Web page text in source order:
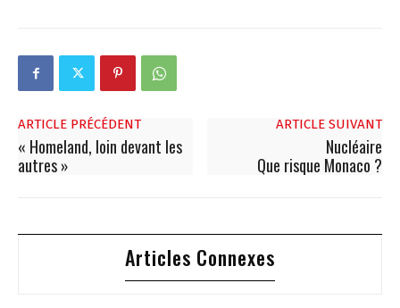
ARTICLE PRÉCÉDENT
« Homeland, loin devant les
autres »
ARTICLE SUIVANT
Nucléaire
Que risque Monaco ?
Articles Connexes